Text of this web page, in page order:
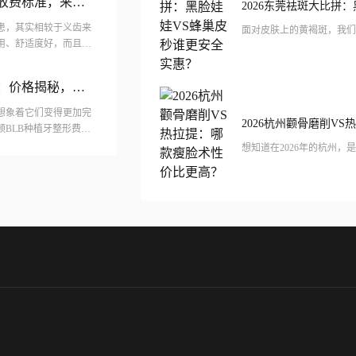
，其实相较于义齿来
、舒适度好，而且相
价格揭秘，贵
象着它们变得更加完
BLB种植牙整形费用